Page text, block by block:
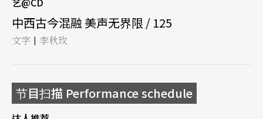
中西古今混融 美声无界限 / 125
文字 | 李秋玫
节目扫描 Performance schedule